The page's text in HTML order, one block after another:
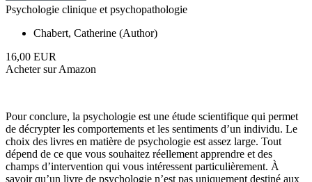
Psychologie clinique et psychopathologie
Chabert, Catherine (Author)
16,00 EUR
Acheter sur Amazon
Pour conclure, la psychologie est une étude scientifique qui permet
de décrypter les comportements et les sentiments d’un individu. Le
choix des livres en matière de psychologie est assez large. Tout
dépend de ce que vous souhaitez réellement apprendre et des
champs d’intervention qui vous intéressent particulièrement. À
savoir qu’un livre de psychologie n’est pas uniquement destiné aux